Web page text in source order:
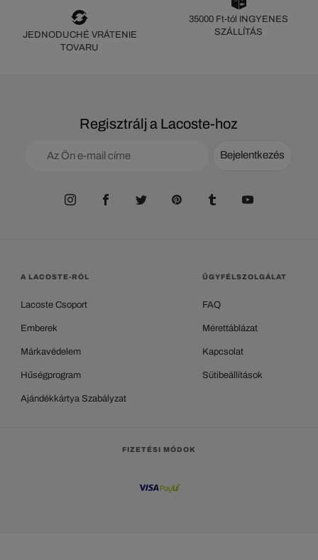
JEDNODUCHÉ VRÁTENIE
TOVARU
35000 Ft-tól INGYENES
SZÁLLÍTÁS
Regisztrálj a Lacoste-hoz
Bejelentkezés
A LACOSTE-RÓL
Lacoste Csoport
Emberek
Márkavédelem
Hűségprogram
Ajándékkártya Szabályzat
ÜGYFÉLSZOLGÁLAT
FAQ
Mérettáblázat
Kapcsolat
Sütibeállítások
FIZETÉSI MÓDOK